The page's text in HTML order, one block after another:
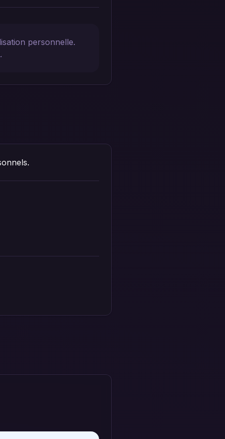
personnelle.